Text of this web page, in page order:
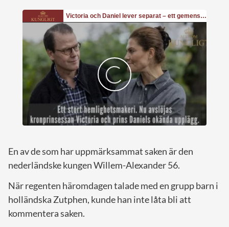
En av de som har uppmärksammat saken är den
nederländske kungen Willem-Alexander 56.
När regenten häromdagen talade med en grupp barn i
holländska Zutphen, kunde han inte låta bli att
kommentera saken.